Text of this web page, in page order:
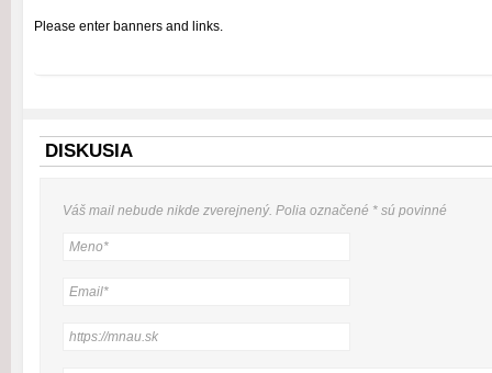
Please enter banners and links.
DISKUSIA
Váš mail nebude nikde zverejnený. Polia označené * sú povinné